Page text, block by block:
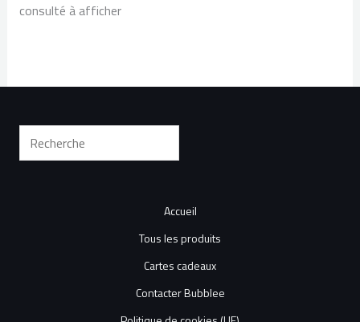
consulté à afficher
Accueil
Tous les produits
Cartes cadeaux
Contacter Bubblee